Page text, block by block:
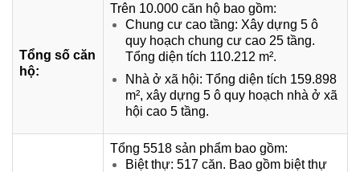
Tổng số căn
hộ:
Trên 10.000 căn hộ bao gồm:
Chung cư cao tầng: Xây dựng 5 ô
quy hoạch chung cư cao 25 tầng.
Tổng diện tích 110.212 m².
Nhà ở xã hội: Tổng diện tích 159.898
m², xây dựng 5 ô quy hoạch nhà ở xã
hội cao 5 tầng.
Tổng 5518 sản phẩm bao gồm:
Biệt thự: 517 căn. Bao gồm biệt thự